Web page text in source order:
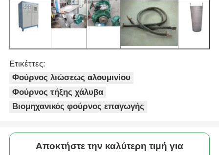
Βιομηχανικός Φούρνος Εργαστηρίου
Κενός ξεραίνοντας φούρνος
Μηχανή χύτευσης CCM
Ετικέττες:
Φούρνος λιώσεως αλουμινίου
Φούρνος τήξης χάλυβα
Βιομηχανικός φούρνος επαγωγής
Αποκτήστε την καλύτερη τιμή για